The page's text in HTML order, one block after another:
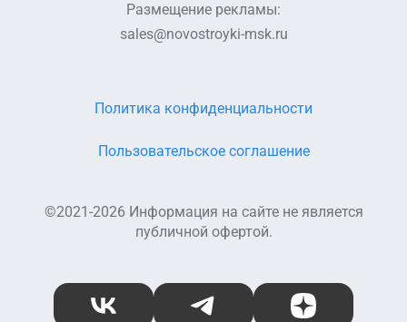
Размещение рекламы:
sales@novostroyki-msk.ru
©2021-2026 Информация на сайте не является
публичной офертой.
Пользовательское соглашение
Политика конфиденциальности
ВКонтакте Telegram Дзен